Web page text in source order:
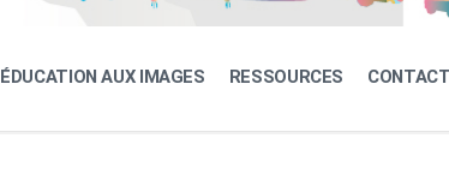
ÉDUCATION AUX IMAGES RESSOURCES